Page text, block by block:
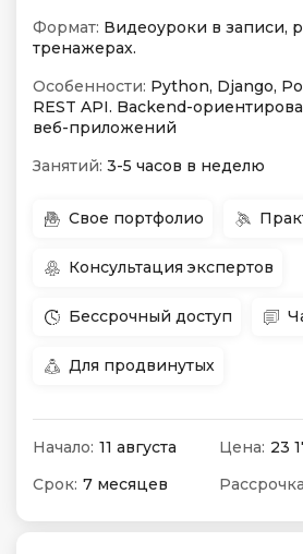
Формат: Видеоуроки в записи,
тренажерах.
Особенности: Python, Django,
REST API. Backend-
веб-приложений
Занятий: 3-5 часов в неделю
Свое портфолио
Консультация экспертов
Бессрочный доступ
Для продвинутых
Начало: 11 августа Цена: 23
Срок: 7 месяцев